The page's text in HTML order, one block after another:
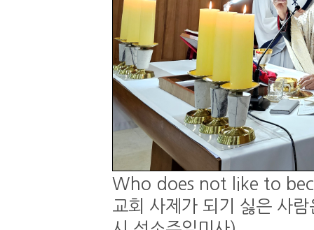
Who does not like to
교회 사제가 되기 싫은 사